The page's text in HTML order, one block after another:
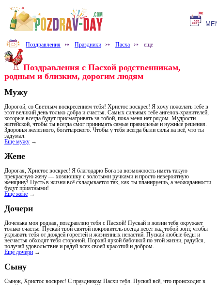
Поздравления ⤐ Праздники ⤐ Пасха ⤐ еще
Поздравления с Пасхой родственникам,
родным и близким, дорогим людям
Мужу
Дорогой, со Светлым воскресением тебя! Христос воскрес! Я хочу пожелать тебе в
этот великий день только добра и счастья. Самых сильных тебе ангелов-хранителей,
которые всегда будут присматривать за тобой, пока меня нет рядом. Мудрости
житейской, чтобы ты всегда смог принимать самые правильные и нужные решения.
Здоровья железного, богатырского. Чтобы у тебя всегда были силы на всё, что ты
задумал.
Еще мужу →
Жене
Дорогая, Христос воскрес! Я благодарю Бога за возможность иметь такую
прекрасную жену — хозяюшку с золотыми ручками и просто невероятную
женщину! Пусть в жизни всё складывается так, как ты планируешь, а неожиданности
будут приятными!
Еще жене →
Дочери
Доченька моя родная, поздравляю тебя с Пасхой! Пускай в жизни тебя окружает
только счастье. Пускай твой святой покровитель всегда несет над тобой зонт, чтобы
укрывать тебя от дождей горестей и жизненных ненастий. Пускай любые беды и
несчастья обходят тебя стороной. Порхай яркой бабочкой по этой жизни, радуйся,
получай удовольствие и радуй всех своей красотой и добром.
Еще дочери →
Сыну
Сынок, Христос воскрес! С праздником Пасхи тебя. Пускай всё, что происходит в